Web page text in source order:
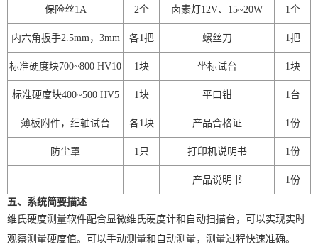
保险丝1A 2个 卤素灯 12V、 15~20W 1 个
内六角扳手2.5mm ， 3mm 各1 把 螺丝刀 1 把
标准硬度块700~800 HV10 1 块 坐标试台 1 块
标准硬度块400~500 HV5 1 块 平口钳 1 台
薄板附件，细轴试台 各1 块 产品合格证 1 份
防尘罩 1 只 打印机说明书 1 份
产品说明书 1 份
五、系统简要描述
维氏硬度测量软件配合显微维氏硬度计和自动扫描台，可以实现实时
观察测量硬度值。可以手动测量和自动测量，测量过程快速准确。
扫描微信二维码 X